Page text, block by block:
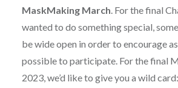
MaskMaking March. For the final
wanted to do something special,
be wide open in order to encourage
possible to participate. For the final
2023, we’d like to give you a wild